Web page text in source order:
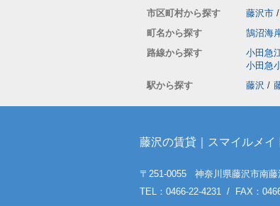
市区町村から探す 藤沢市 /
町名から探す
鵠沼海
路線から探す
小田急
小田急
駅から探す
藤沢 /
藤沢の賃貸｜スマイルメイ
〒251-0055 神奈川県藤沢市南藤
TEL：0466-22-4231 / FAX：